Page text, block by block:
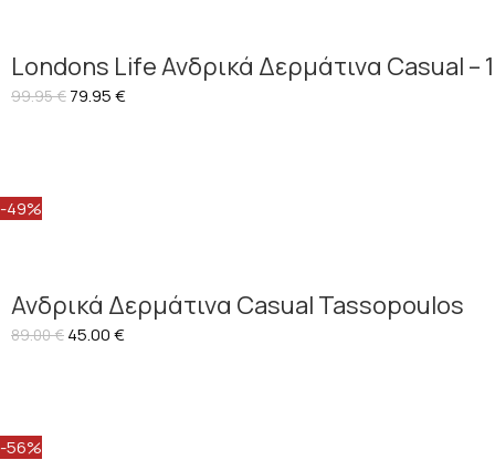
Londons Life Ανδρικά Δερμάτινα Casual –
99.95€ 79.95€
-49%
Ανδρικά Δερμάτινα Casual Tassopoulos
89.00€ 45.00€
-56%